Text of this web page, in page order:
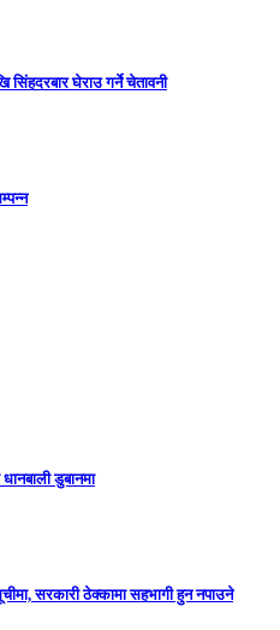
घेराउ गर्ने चेतावनी
डुबानमा
सरकारी ठेक्कामा सहभागी हुन नपाउने